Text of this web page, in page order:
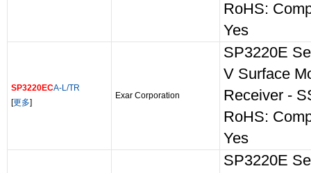
RoHS:
Yes
SP3220ECA-L/TR
[更多]
Exar Corporation
SP3220E
V Surface
Receiver -
RoHS:
Yes
SP3220E